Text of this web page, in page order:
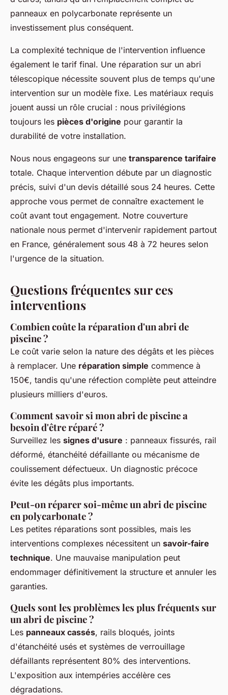
panneaux en polycarbonate représente un
investissement plus conséquent.
La complexité technique de l'intervention influence
également le tarif final. Une réparation sur un abri
télescopique nécessite souvent plus de temps qu'une
intervention sur un modèle fixe. Les matériaux requis
jouent aussi un rôle crucial : nous privilégions
toujours les pièces d'origine pour garantir la
durabilité de votre installation.
Nous nous engageons sur une transparence tarifaire
totale. Chaque intervention débute par un diagnostic
précis, suivi d'un devis détaillé sous 24 heures. Cette
approche vous permet de connaître exactement le
coût avant tout engagement. Notre couverture
nationale nous permet d'intervenir rapidement partout
en France, généralement sous 48 à 72 heures selon
l'urgence de la situation.
Questions fréquentes sur ces
interventions
Combien coûte la réparation d'un abri de
piscine ?
Le coût varie selon la nature des dégâts et les pièces
à remplacer. Une réparation simple commence à
150€, tandis qu'une réfection complète peut atteindre
plusieurs milliers d'euros.
Comment savoir si mon abri de piscine a
besoin d'être réparé ?
Surveillez les signes d'usure : panneaux fissurés, rail
déformé, étanchéité défaillante ou mécanisme de
coulissement défectueux. Un diagnostic précoce
évite les dégâts plus importants.
Peut-on réparer soi-même un abri de piscine
en polycarbonate ?
Les petites réparations sont possibles, mais les
interventions complexes nécessitent un savoir-faire
technique. Une mauvaise manipulation peut
endommager définitivement la structure et annuler les
garanties.
Quels sont les problèmes les plus fréquents sur
un abri de piscine ?
Les panneaux cassés, rails bloqués, joints
d'étanchéité usés et systèmes de verrouillage
défaillants représentent 80% des interventions.
L'exposition aux intempéries accélère ces
dégradations.